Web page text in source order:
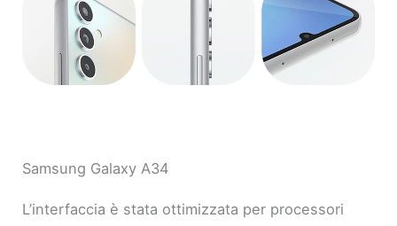
Samsung Galaxy A34
L’interfaccia è stata ottimizzata per processori